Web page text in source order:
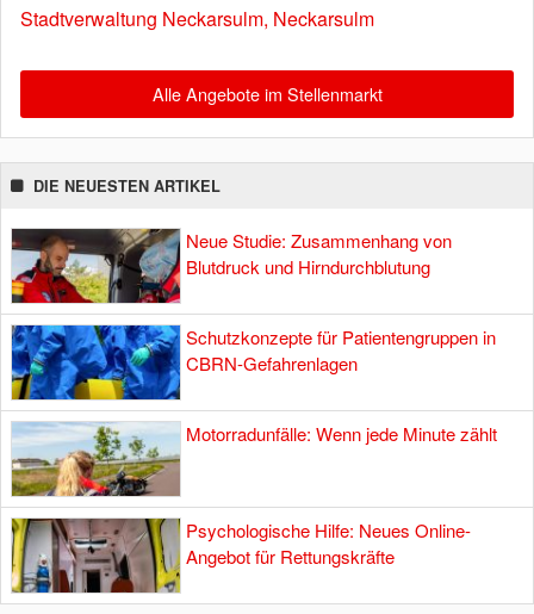
Stadtverwaltung Neckarsulm, Neckarsulm
Alle Angebote im Stellenmarkt
DIE NEUESTEN ARTIKEL
Neue Studie: Zusammenhang von
Blutdruck und Hirndurchblutung
Schutzkonzepte für Patientengruppen in
CBRN-Gefahrenlagen
Motorradunfälle: Wenn jede Minute zählt
Psychologische Hilfe: Neues Online-
Angebot für Rettungskräfte